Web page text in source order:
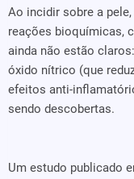
Ao incidir sobre a
reações bioquímicas,
ainda não estão
óxido nítrico (que
efeitos anti-
sendo descobertas.
Um estudo publicado